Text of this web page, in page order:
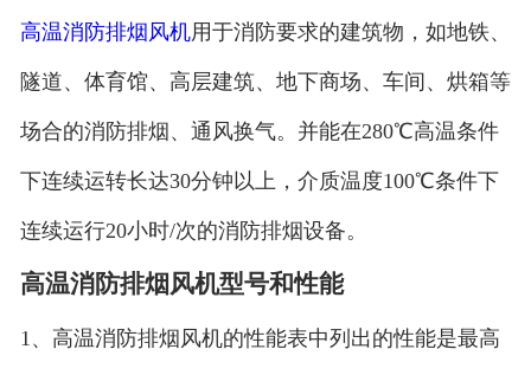
工程案例
企业地图
高温消防排烟风机用于消防要求的建筑物，如地铁、
隧道、体育馆、高层建筑、地下商场、车间、烘箱等
场合的消防排烟、通风换气。并能在280℃高温条件
下连续运转长达30分钟以上，介质温度100℃条件下
连续运行20小时/次的消防排烟设备。
高温消防排烟风机型号和性能
1、高温消防排烟风机的性能表中列出的性能是最高